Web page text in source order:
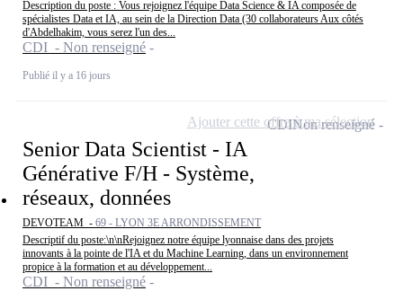
Description du poste : Vous rejoignez l'équipe Data Science & IA composée de
spécialistes Data et IA, au sein de la Direction Data (30 collaborateurs Aux côtés
d'Abdelhakim, vous serez l'un des...
CDI - Non renseigné
Publié il y a 16 jours
Senior Data Scientist - IA
Générative F/H - Système,
réseaux, données
DEVOTEAM - 69 - LYON 3E ARRONDISSEMENT
Descriptif du poste:\n\nRejoignez notre équipe lyonnaise dans des projets
innovants à la pointe de l'IA et du Machine Learning, dans un environnement
propice à la formation et au développement...
CDI - Non renseigné
CDINon renseigné
Ajouter cette offre à ma sélection